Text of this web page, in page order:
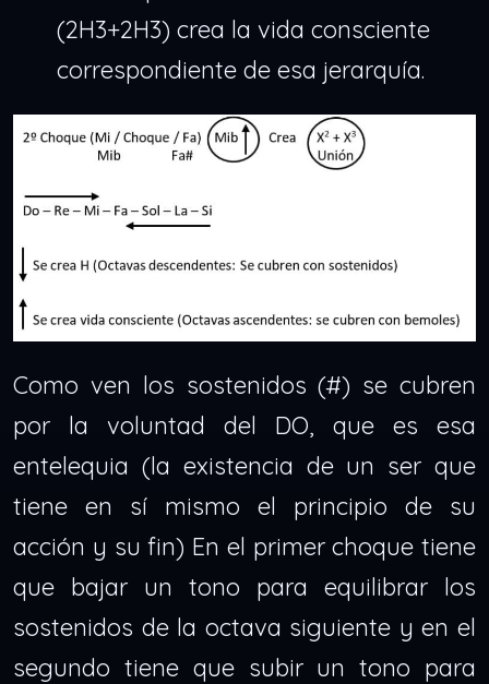
(2H3+2H3) crea la vida consciente
correspondiente de esa jerarquía.
Como ven los sostenidos (#) se cubren
por la voluntad del DO, que es esa
entelequia (la existencia de un ser que
tiene en sí mismo el principio de su
acción y su fin) En el primer choque tiene
que bajar un tono para equilibrar los
sostenidos de la octava siguiente y en el
segundo tiene que subir un tono para